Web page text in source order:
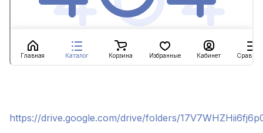
https://drive.google.com/drive/folders/